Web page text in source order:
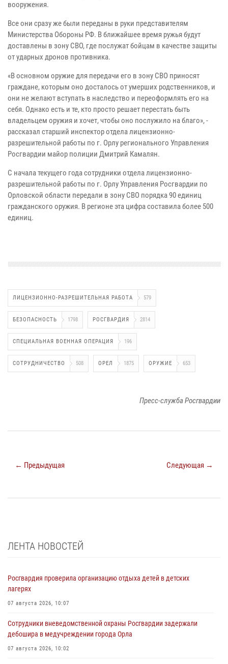
вооружения.
Все они сразу же были переданы в руки представителям
Министерства Обороны РФ. В ближайшее время ружья будут
доставлены в зону СВО, где послужат бойцам в качестве защиты
от ударных дронов противника.
«В основном оружие для передачи его в зону СВО приносят
граждане, которым оно досталось от умерших родственников, и
они не желают вступать в наследство и переоформлять его на
себя. Однако есть и те, кто просто решает перестать быть
владельцем оружия и хочет, чтобы оно послужило на благо», -
рассказал старший инспектор отдела лицензионно-
разрешительной работы по г. Орлу регионального Управления
Росгвардии майор полиции Дмитрий Камалян.
С начала текущего года сотрудники отдела лицензионно-
разрешительной работы по г. Орлу Управления Росгвардии по
Орловской области передали в зону СВО порядка 90 единиц
гражданского оружия. В регионе эта цифра составила более 500
единиц.
ЛИЦЕНЗИОННО-РАЗРЕШИТЕЛЬНАЯ РАБОТА 579
БЕЗОПАСНОСТЬ 1798 РОСГВАРДИЯ 2814
СПЕЦИАЛЬНАЯ ВОЕННАЯ ОПЕРАЦИЯ 196
СОТРУДНИЧЕСТВО 508 ОРЕЛ 1875 ОРУЖИЕ 653
Пресс-служба Росгвардии
← Предыдущая Следующая →
ЛЕНТА НОВОСТЕЙ
Росгвардия проверила организацию отдыха детей в детских
лагерях
07 августа 2026, 10:07
Сотрудники вневедомственной охраны Росгвардии задержали
дебошира в медучреждении города Орла
07 августа 2026, 10:02